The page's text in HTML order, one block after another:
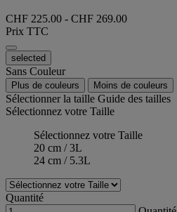
CHF 225.00 - CHF 269.00
Prix TTC
selected
Sans Couleur
Plus de couleurs Moins de couleurs
Sélectionner la taille Guide des tailles
Sélectionnez votre Taille
Sélectionnez votre Taille
20 cm / 3L
24 cm / 5.3L
Quantité